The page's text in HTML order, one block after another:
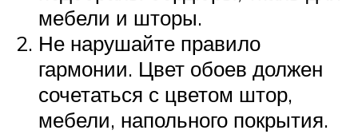
мебели и шторы.
Не нарушайте правило
гармонии. Цвет обоев должен
сочетаться с цветом штор,
мебели, напольного покрытия.